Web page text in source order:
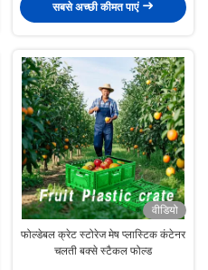
सबसे अच्छी कीमत पाएं
वीडियो
फोल्डेबल क्रेट स्टोरेज मेष प्लास्टिक कंटेनर
चलती बक्से स्टैकल फोल्ड